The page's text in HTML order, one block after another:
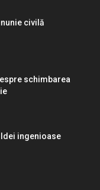
civilă
schimbarea
ingenioase